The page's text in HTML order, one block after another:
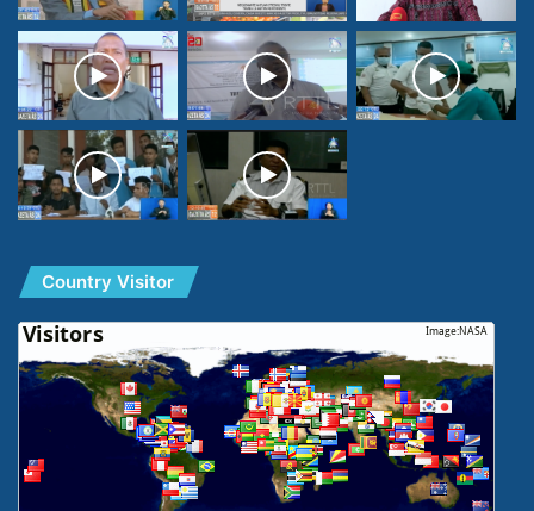
Country Visitor